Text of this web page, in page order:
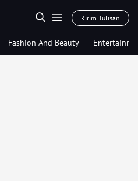
Kirim Tulisan
Fashion And Beauty